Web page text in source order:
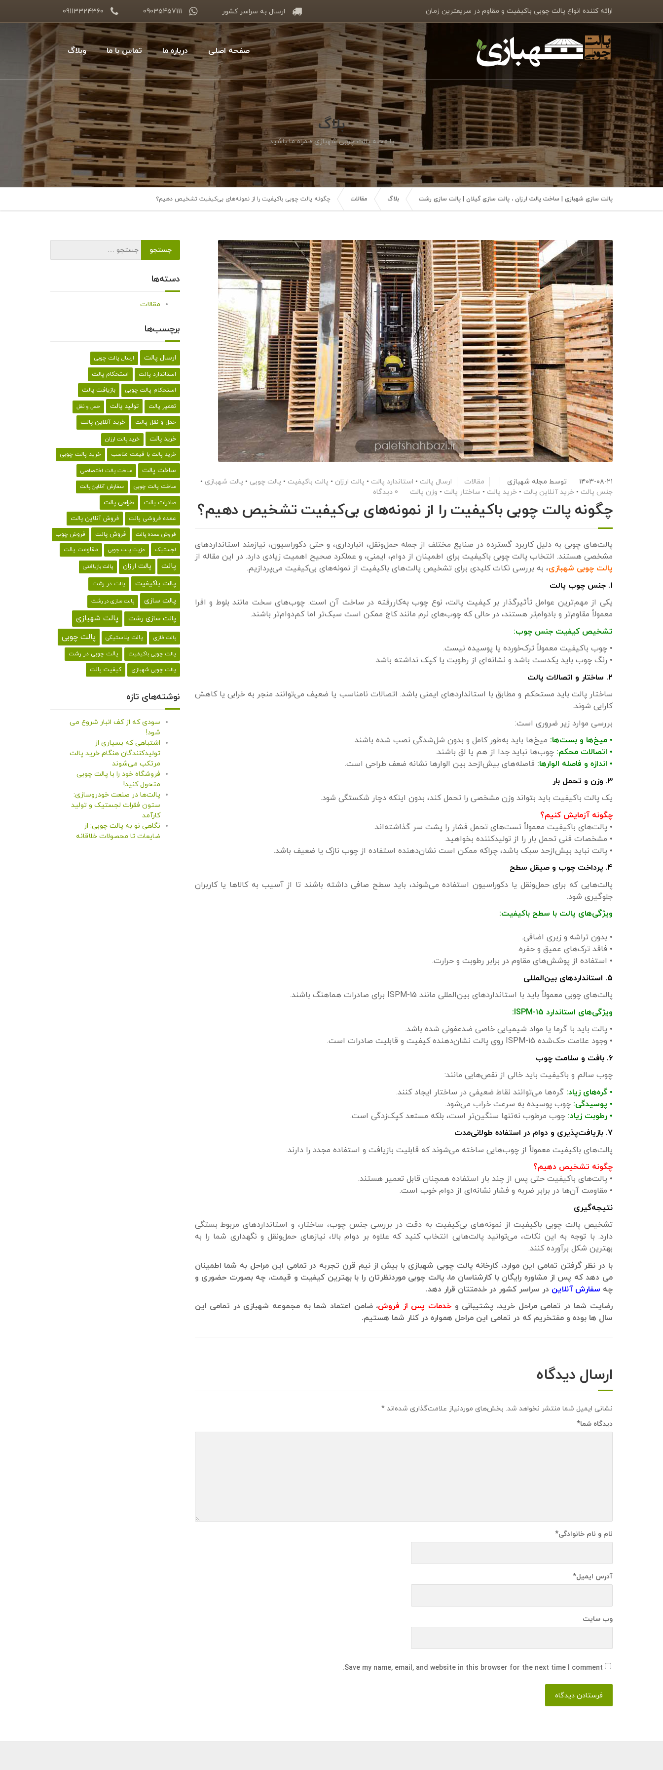
ارائه کننده انواع پالت چوبی باکیفیت و مقاوم در سریعترین زمان ارسال به سراسر کشور 09035457111
09113324360
صفحه اصلی درباره ما تماس با ما وبلاگ
بلاگ
با مجله پالت چوبی شهبازی همراه ما باشید
پالت سازی شهبازی | ساخت پالت ارزان ، پالت سازی گیلان | پالت سازی رشت بلاگ مقالات چگونه پالت چوبی باکیفیت را از نمونه‌های بی‌کیفیت تشخیص دهیم؟
۱۴۰۳-۰۸-۲۱ توسط مجله شهبازی مقالات ارسال پالت • استاندارد پالت • پالت ارزان • پالت باکیفیت • پالت چوبی • پالت شهبازی •
جنس پالت • خرید آنلاین پالت • خرید پالت • ساختار پالت • وزن پالت 0 دیدگاه
چگونه پالت چوبی باکیفیت را از نمونه‌های بی‌کیفیت تشخیص دهیم؟
پالت‌های چوبی به دلیل کاربرد گسترده در صنایع مختلف از جمله حمل‌ونقل، انبارداری، و حتی دکوراسیون، نیازمند استانداردهای
مشخصی هستند. انتخاب پالت چوبی باکیفیت برای اطمینان از دوام، ایمنی، و عملکرد صحیح اهمیت زیادی دارد. در این مقاله از
پالت چوبی شهبازی، به بررسی نکات کلیدی برای تشخیص پالت‌های باکیفیت از نمونه‌های بی‌کیفیت می‌پردازیم.
۱. جنس چوب پالت
یکی از مهم‌ترین عوامل تأثیرگذار بر کیفیت پالت، نوع چوب به‌کاررفته در ساخت آن است. چوب‌های سخت مانند بلوط و افرا
معمولاً مقاوم‌تر و بادوام‌تر هستند، در حالی که چوب‌های نرم مانند کاج ممکن است سبک‌تر اما کم‌دوام‌تر باشند.
تشخیص کیفیت جنس چوب:
• چوب باکیفیت معمولاً ترک‌خورده یا پوسیده نیست.
• رنگ چوب باید یکدست باشد و نشانه‌ای از رطوبت یا کپک نداشته باشد.
۲. ساختار و اتصالات پالت
ساختار پالت باید مستحکم و مطابق با استانداردهای ایمنی باشد. اتصالات نامناسب یا ضعیف می‌توانند منجر به خرابی یا کاهش
کارایی شوند.
بررسی موارد زیر ضروری است:
• میخ‌ها و بست‌ها: میخ‌ها باید به‌طور کامل و بدون شل‌شدگی نصب شده باشند.
• اتصالات محکم: چوب‌ها نباید جدا از هم یا لق باشند.
• اندازه و فاصله الوارها: فاصله‌های بیش‌ازحد بین الوارها نشانه ضعف طراحی است.
۳. وزن و تحمل بار
یک پالت باکیفیت باید بتواند وزن مشخصی را تحمل کند، بدون اینکه دچار شکستگی شود.
چگونه آزمایش کنیم؟
• پالت‌های باکیفیت معمولاً تست‌های تحمل فشار را پشت سر گذاشته‌اند.
• مشخصات فنی تحمل بار را از تولیدکننده بخواهید.
• پالت نباید بیش‌ازحد سبک باشد، چراکه ممکن است نشان‌دهنده استفاده از چوب نازک یا ضعیف باشد.
۴. پرداخت چوب و صیقل سطح
پالت‌هایی که برای حمل‌ونقل یا دکوراسیون استفاده می‌شوند، باید سطح صافی داشته باشند تا از آسیب به کالاها یا کاربران
جلوگیری شود.
ویژگی‌های پالت با سطح باکیفیت:
• بدون تراشه و زبری اضافی.
• فاقد ترک‌های عمیق و حفره.
• استفاده از پوشش‌های مقاوم در برابر رطوبت و حرارت.
۵. استانداردهای بین‌المللی
پالت‌های چوبی معمولاً باید با استانداردهای بین‌المللی مانند ISPM-15 برای صادرات هماهنگ باشند.
ویژگی‌های استاندارد ISPM-15:
• پالت باید با گرما یا مواد شیمیایی خاصی ضدعفونی شده باشد.
• وجود علامت حک‌شده ISPM-15 روی پالت نشان‌دهنده کیفیت و قابلیت صادرات است.
۶. بافت و سلامت چوب
چوب سالم و باکیفیت باید خالی از نقص‌هایی مانند:
• گره‌های زیاد: گره‌ها می‌توانند نقاط ضعیفی در ساختار ایجاد کنند.
• پوسیدگی: چوب پوسیده به سرعت خراب می‌شود.
• رطوبت زیاد: چوب مرطوب نه‌تنها سنگین‌تر است، بلکه مستعد کپک‌زدگی است.
۷. بازیافت‌پذیری و دوام در استفاده طولانی‌مدت
پالت‌های باکیفیت معمولاً از چوب‌هایی ساخته می‌شوند که قابلیت بازیافت و استفاده مجدد را دارند.
چگونه تشخیص دهیم؟
• پالت‌های باکیفیت حتی پس از چند بار استفاده همچنان قابل تعمیر هستند.
• مقاومت آن‌ها در برابر ضربه و فشار نشانه‌ای از دوام خوب است.
نتیجه‌گیری
تشخیص پالت چوبی باکیفیت از نمونه‌های بی‌کیفیت به دقت در بررسی جنس چوب، ساختار، و استانداردهای مربوط بستگی
دارد. با توجه به این نکات، می‌توانید پالت‌هایی انتخاب کنید که علاوه بر دوام بالا، نیازهای حمل‌ونقل و نگهداری شما را به
بهترین شکل برآورده کنند.
با در نظر گرفتن تمامی این موارد، کارخانه پالت چوبی شهبازی با بیش از نیم قرن تجربه در تمامی این مراحل به شما اطمینان
می دهد که پس از مشاوره رایگان با کارشناسان ما، پالت چوبی موردنظرتان را با بهترین کیفیت و قیمت، چه بصورت حضوری و
چه سفارش آنلاین در سراسر کشور در خدمتتان قرار دهد.
رضایت شما در تمامی مراحل خرید، پشتیبانی و خدمات پس از فروش، ضامن اعتماد شما به مجموعه شهبازی در تمامی این
سال ها بوده و مفتخریم که در تمامی این مراحل همواره در کنار شما هستیم.
ارسال دیدگاه
نشانی ایمیل شما منتشر نخواهد شد. بخش‌های موردنیاز علامت‌گذاری شده‌اند *
دیدگاه شما*
نام و نام خانوادگی*
آدرس ایمیل*
وب سایت
Save my name, email, and website in this browser for the next time I comment.
دسته‌ها
مقالات
برچسب‌ها
ارسال پالت ارسال پالت چوبی
استاندارد پالت استحکام پالت
استحکام پالت چوبی بازیافت پالت
تعمیر پالت تولید پالت حمل و نقل
حمل و نقل پالت خرید آنلاین پالت
خرید پالت خرید پالت ارزان
خرید پالت با قیمت مناسب خرید پالت چوبی
ساخت پالت
ساخت پالت اختصاصی
ساخت پالت چوبی
سفارش آنلاین پالت
صادرات پالت طراحی پالت
عمده فروشی پالت فروش آنلاین پالت
فروش عمده پالت فروش پالت
فروش چوب
لجستیک
مزیت پالت چوبی مقاومت پالت
پالت پالت ارزان پالت بازیافتی
پالت باکیفیت پالت در رشت
پالت سازی پالت سازی در رشت
پالت سازی رشت پالت شهبازی
پالت فلزی پالت پلاستیکی پالت چوبی
پالت چوبی باکیفیت
پالت چوبی در رشت
پالت چوبی شهبازی
کیفیت پالت
نوشته‌های تازه
سودی که از کف انبار شروع می
شود!
اشتباهی که بسیاری از
تولیدکنندگان هنگام خرید پالت
مرتکب می‌شوند
فروشگاه خود را با پالت چوبی
متحول کنید!
پالت‌ها در صنعت خودروسازی:
ستون فقرات لجستیک و تولید
کارآمد
نگاهی نو به پالت چوبی: از
ضایعات تا محصولات خلاقانه